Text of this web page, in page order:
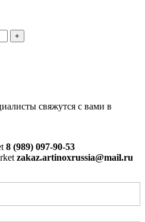
свяжутся с вами в
8 (989) 097-90-53
zakaz.artinoxrussia@mail.ru